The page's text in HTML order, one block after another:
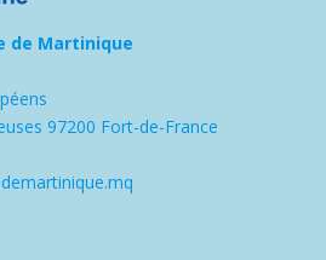
de Martinique
97200 Fort-de-France